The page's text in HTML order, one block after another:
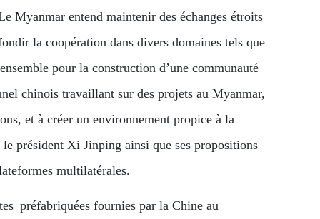
Myanmar entend maintenir des échanges étroits
la coopération dans divers domaines tels que
pour la construction d’une communauté
chinois travaillant sur des projets au Myanmar,
et à créer un environnement propice à la
président Xi Jinping ainsi que ses propositions
multilatérales.
préfabriquées fournies par la Chine au